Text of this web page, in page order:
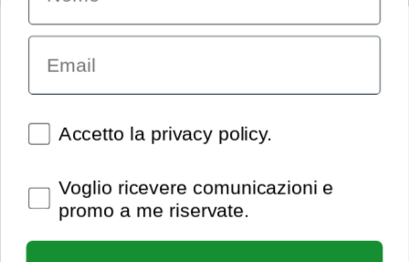
Chi siamo
Garanzia
Richiesta assistenza tecnica
Pagamenti e spedizioni
Utilizzo dei cookies
Recedi dal contratto
Email
Spunte obbligatorie
Accetto la privacy policy.
Spunte obbligatorie
Voglio ricevere comunicazioni e
promo a me riservate.